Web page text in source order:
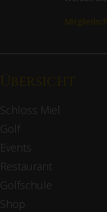
Übersicht
Schloss Miel
Golf
Events
Restaurant
Golfschule
Shop